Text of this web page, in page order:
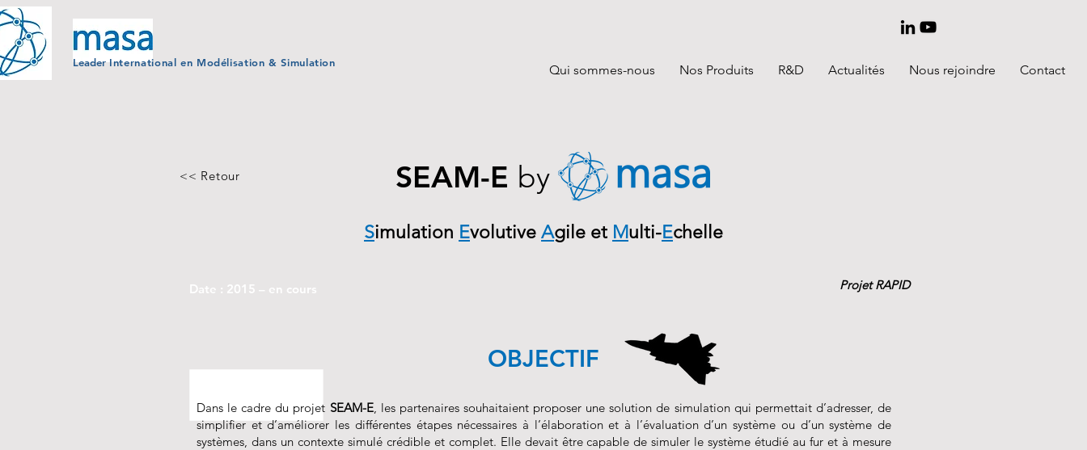
Leader Internationalen Modélisation & Simulation Qui sommes-nous Nos Produits R&D Actualités Nous rejoindre Contact
<< Retour SEAM-E by
Simulation Evolutive Agile et Multi-Echelle
Date : 2015 – en cours Projet RAPID
OBJECTIF
Dans le cadre du projet SEAM-E, les partenaires souhaitaient proposer une solution de simulation qui permettait d’adresser, de
simplifier et d’améliorer les différentes étapes nécessaires à l’élaboration et à l’évaluation d’un système ou d’un système de
systèmes, dans un contexte simulé crédible et complet. Elle devait être capable de simuler le système étudié au fur et à mesure